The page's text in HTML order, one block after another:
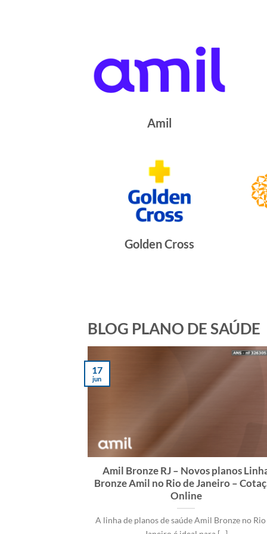
Amil
Golden Cross
BLOG PLANO DE SAÚDE
Amil Bronze RJ – Novos planos
Bronze Amil no Rio de Janeiro –
Online
A linha de planos de saúde Amil Bronze no Rio
17
jun